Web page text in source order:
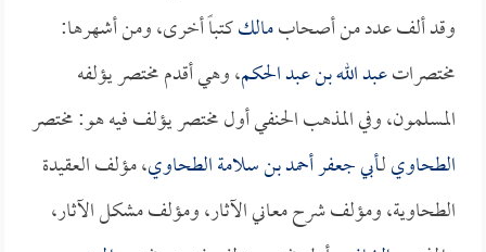
وقد ألف عدد من أصحابمالككتباً أخرى، ومن أشهرها:
مختصراتعبد الله بن عبد الحكم، وهي أقدم مختصر يؤلفه
المسلمون، وفي المذهب الحنفي أول مختصر يؤلف فيه هو: مختصر
الطحاويلـأبي جعفر أحمد بن سلامة الطحاوي، مؤلف العقيدة
الطحاوية، ومؤلف شرح معاني الآثار، ومؤلف مشكل الآثار،